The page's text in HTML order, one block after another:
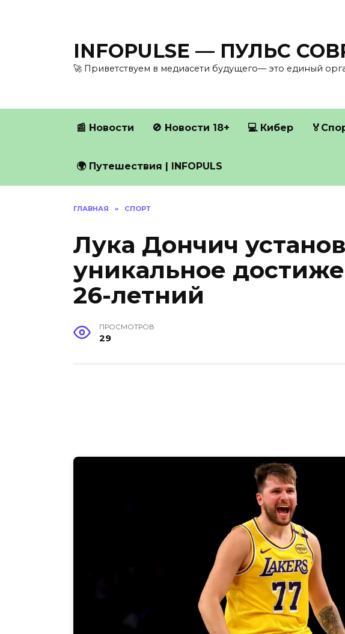
INFOPULSE — ПУЛЬС
🚀 Приветствуем в медиасети будущего— это единый
📰 Новости 🚫 Новости 18+ 💻 Кибер
🌍 Путешествия | INFOPULS
ГЛАВНАЯ » СПОРТ
Лука Дончич
уникальное
26-летний
ПРОСМОТРОВ
29